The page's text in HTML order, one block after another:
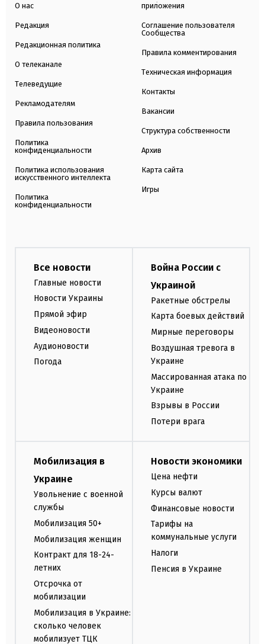
О нас
Редакция
Редакционная политика
О телеканале
Телеведущие
Рекламодателям
Правила пользования
Политика
конфиденциальности
Политика использования
искусственного интеллекта
Политика
конфиденциальности
приложения
Соглашение пользователя
Сообщества
Правила комментирования
Техническая информация
Контакты
Вакансии
Структура собственности
Архив
Карта сайта
Игры
Все новости
Главные новости
Новости Украины
Прямой эфир
Видеоновости
Аудионовости
Погода
Война России с
Украиной
Ракетные обстрелы
Карта боевых действий
Мирные переговоры
Воздушная тревога в
Украине
Массированная атака по
Украине
Взрывы в России
Потери врага
Мобилизация в
Украине
Увольнение с военной
службы
Мобилизация 50+
Мобилизация женщин
Контракт для 18-24-
летних
Отсрочка от
мобилизации
Мобилизация в Украине:
сколько человек
мобилизует ТЦК
Новости экономики
Цена нефти
Курсы валют
Финансовые новости
Тарифы на
коммунальные услуги
Налоги
Пенсия в Украине